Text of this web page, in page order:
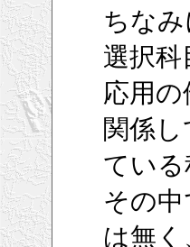
ちな
選択
応用
関係
てい
その
は無